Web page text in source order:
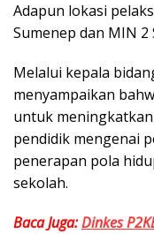
Adapun lokasi
Sumenep dan MIN 2
Melalui kepala
menyampaikan
untuk
pendidik mengenai
penerapan pola
sekolah.
Baca Juga:Dinkes